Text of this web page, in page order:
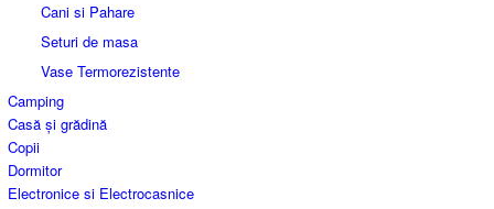
Cani si Pahare
Seturi de masa
Vase Termorezistente
Camping
Casă și grădină
Copii
Dormitor
Electronice si Electrocasnice